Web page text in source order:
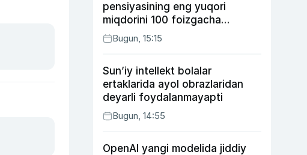
pensiyasining eng yuqori
miqdorini 100 foizgacha
oshirishni nazarda tutuvchi
qonunni ma’qulladi
Bugun, 15:15
Sun’iy intellekt bolalar
ertaklarida ayol obrazlaridan
deyarli foydalanmayapti
Bugun, 14:55
OpenAI yangi modelida jiddiy